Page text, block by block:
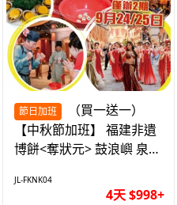
節日加班
【中秋節加班】 福建非遺
博餅<奪狀元> 鼓浪嶼 泉州
車超值4天
JL-FKNK04
4天 $998+